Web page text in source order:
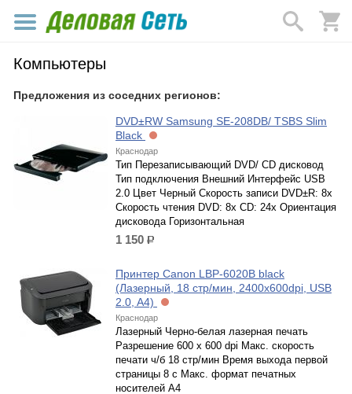
Компьютеры
Предложения из соседних регионов:
DVD±RW Samsung SE-208DB/ TSBS Slim
Black
Краснодар
Тип Перезаписывающий DVD/ CD дисковод
Тип подключения Внешний Интерфейс USB
2.0 Цвет Черный Скорость записи DVD±R: 8x
Скорость чтения DVD: 8x CD: 24x Ориентация
дисковода Горизонтальная
1 150 р.
Принтер Canon LBP-6020B black
(Лазерный, 18 стр/мин, 2400x600dpi, USB
2.0, A4)
Краснодар
Лазерный Черно-белая лазерная печать
Разрешение 600 x 600 dpi Макс. скорость
печати ч/б 18 стр/мин Время выхода первой
страницы 8 с Макс. формат печатных
носителей А4